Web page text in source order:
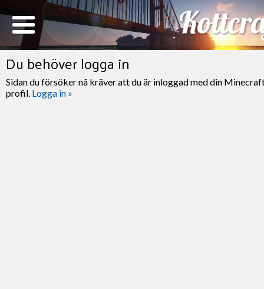
Du behöver logga in
Sidan du försöker nå kräver att du är inloggad med din
profil. Logga in »